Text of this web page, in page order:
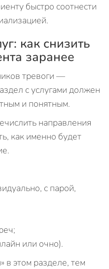
быстро соотнести
как снизить
заранее
тревоги —
с услугами должен
и понятным.
направления
как именно будет
с парой,
или очно).
в этом разделе, тем